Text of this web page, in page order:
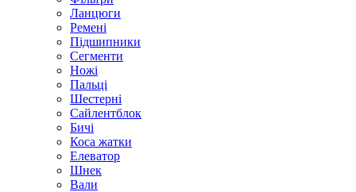
Ланцюги
Ремені
Підшипники
Сегменти
Ножі
Пальці
Шестерні
Сайлентблок
Бичі
Коса жатки
Елеватор
Шнек
Вали